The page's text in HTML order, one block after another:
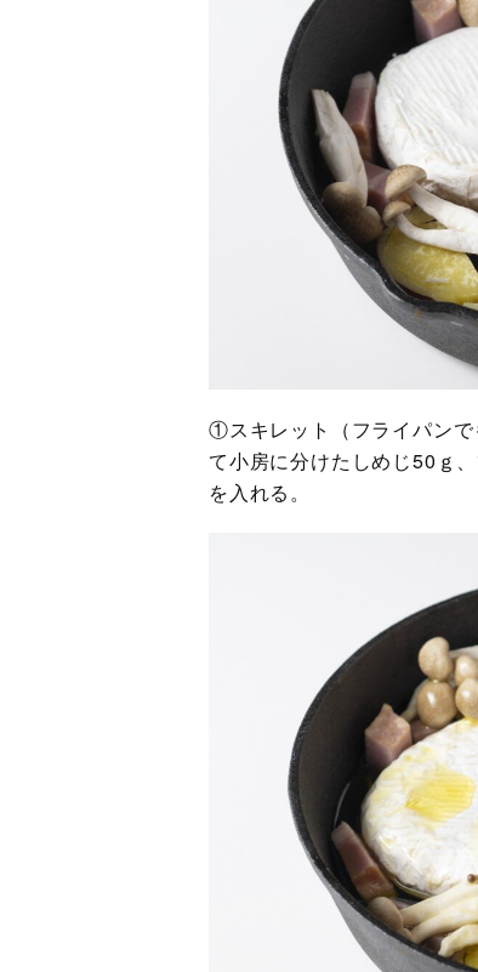
①スキレット（フライパンで
て小房に分けたしめじ50ｇ
を入れる。